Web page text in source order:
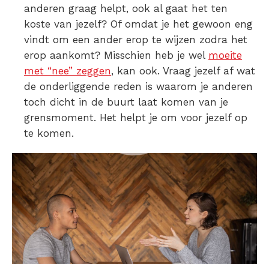
anderen graag helpt, ook al gaat het ten
koste van jezelf? Of omdat je het gewoon eng
vindt om een ander erop te wijzen zodra het
erop aankomt? Misschien heb je wel moeite
met “nee” zeggen, kan ook. Vraag jezelf af wat
de onderliggende reden is waarom je anderen
toch dicht in de buurt laat komen van je
grensmoment. Het helpt je om voor jezelf op
te komen.